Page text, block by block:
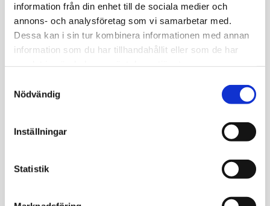
information från din enhet till de sociala medier och
annons- och analysföretag som vi samarbetar med.
Dessa kan i sin tur kombinera informationen med annan
information som du har tillhandahållit eller som de har
Nödvändig
Inställningar
Statistik
cirka 150 kr till 4 500 kr.
Har mottagningen drop-in?
Nej, du behöver boka tid.
Finns alla blodprover här?
De allra flesta tester på Medisera.se går att provta i
Lycksele, med undantag för vissa specialanalyser.
Kan jag lämna prov på helgen?